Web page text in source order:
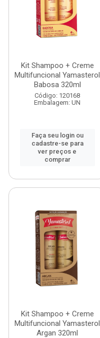
Kit Shampoo + Creme
Multifuncional Yamasterol
Babosa 320ml
Código: 120168
Embalagem: UN
Faça seu login ou
cadastre-se para
ver preços e
comprar
Kit Shampoo + Creme
Multifuncional Yamasterol
Argan 320ml